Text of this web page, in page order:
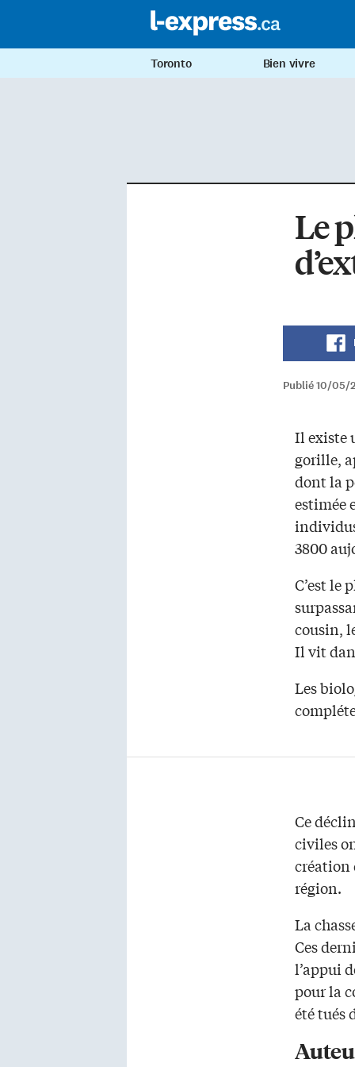
Toronto Bien vivre
Le
Publié 10/05/
Il existe
gorille,
dont la
estimée
3800
C’est le
cousin,
Il vit
Les
Ce
civiles
création
région.
La
Ces
l’appui
pour la
été tués